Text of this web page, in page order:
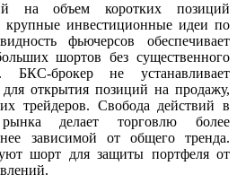
на объем коротких позиций
крупные инвестиционные идеи по
фьючерсов обеспечивает
шортов без существенного
БКС-брокер не устанавливает
для открытия позиций на продажу,
трейдеров. Свобода действий в
делает торговлю более
зависимой от общего тренда.
шорт для защиты портфеля от